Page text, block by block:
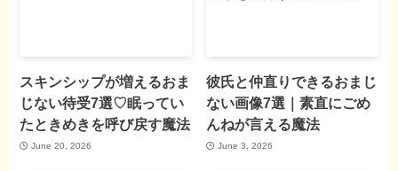
スキンシップが増えるおま
じない待受7選♡眠ってい
たときめきを呼び戻す魔法
June 20, 2026
彼氏と仲直りできるおまじ
ない画像7選｜素直にごめ
んねが言える魔法
June 3, 2026